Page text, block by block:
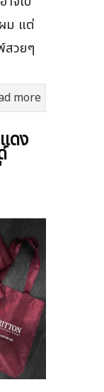
ม แต่
สวยๆ
more
ดง